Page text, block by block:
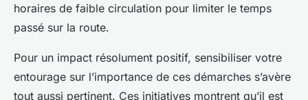
horaires de faible circulation pour limiter le temps
passé sur la route.
Pour un impact résolument positif, sensibiliser votre
entourage sur l’importance de ces démarches s’avère
tout aussi pertinent. Ces initiatives montrent qu’il est